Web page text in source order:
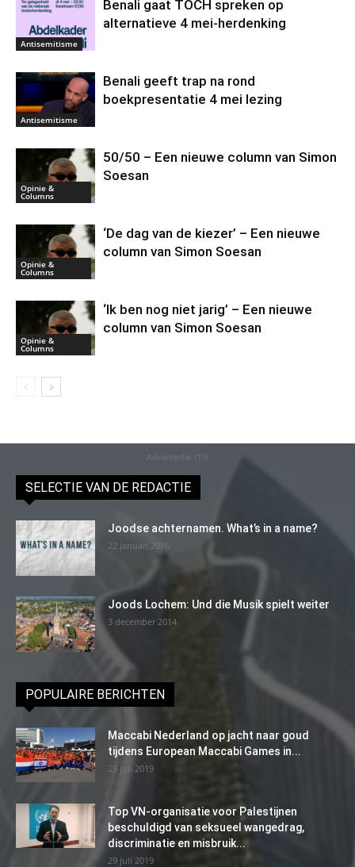
Antisemitisme
Benali gaat TOCH spreken op
alternatieve 4 mei-herdenking
Antisemitisme
Benali geeft trap na rond
boekpresentatie 4 mei lezing
Opinie &
Columns
50/50 – Een nieuwe column van Simon
Soesan
Opinie &
Columns
‘De dag van de kiezer’ – Een nieuwe
column van Simon Soesan
Opinie &
Columns
‘Ik ben nog niet jarig’ – Een nieuwe
column van Simon Soesan
Advertentie (11)
SELECTIE VAN DE REDACTIE
Joodse achternamen. What’s in a name?
22 januari 2016
Joods Lochem: Und die Musik spielt weiter
3 december 2014
POPULAIRE BERICHTEN
Maccabi Nederland op jacht naar goud
tijdens European Maccabi Games in...
29 juli 2019
Top VN-organisatie voor Palestijnen
beschuldigd van seksueel wangedrag,
discriminatie en misbruik...
29 juli 2019